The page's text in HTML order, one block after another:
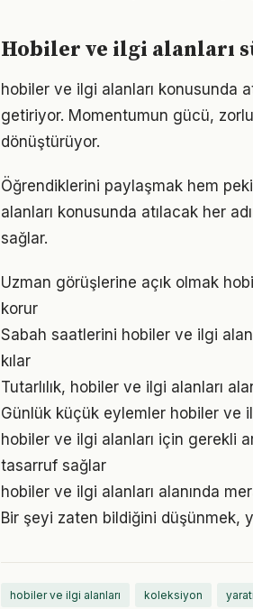
Hobiler ve ilgi alanları
hobiler ve ilgi alanları konusunda
getiriyor. Momentumun gücü,
dönüştürüyor.
Öğrendiklerini paylaşmak hem
alanları konusunda atılacak her
sağlar.
Uzman görüşlerine açık olmak
korur
Sabah saatlerini hobiler ve ilgi
kılar
Tutarlılık, hobiler ve ilgi alanları
Günlük küçük eylemler hobiler ve
hobiler ve ilgi alanları için gerekli
tasarruf sağlar
hobiler ve ilgi alanları alanında
Bir şeyi zaten bildiğini düşünmek,
hobiler ve ilgi alanları koleksiyon